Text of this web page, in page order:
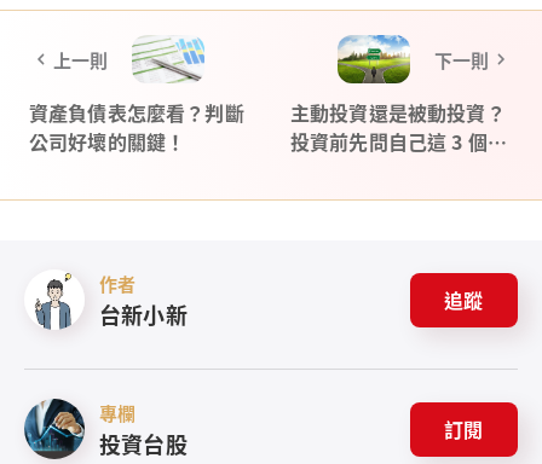
上一則
資產負債表怎麼看？判斷
公司好壞的關鍵！
下一則
主動投資還是被動投資？
投資前先問自己這 3 個問
作者
台新小新 追蹤
專欄
投資台股 訂閱